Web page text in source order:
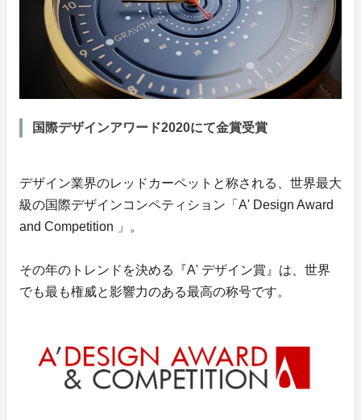
国際デザインアワード2020にて金賞受賞
デザイン業界のレッドカーペットと称される、世界最大
級の国際デザインコンペティション「A' Design Award
and Competition 」。
その年のトレンドを決める『A' デザイン賞』は、世界
でも最も権威と影響力のある最高の称号です。